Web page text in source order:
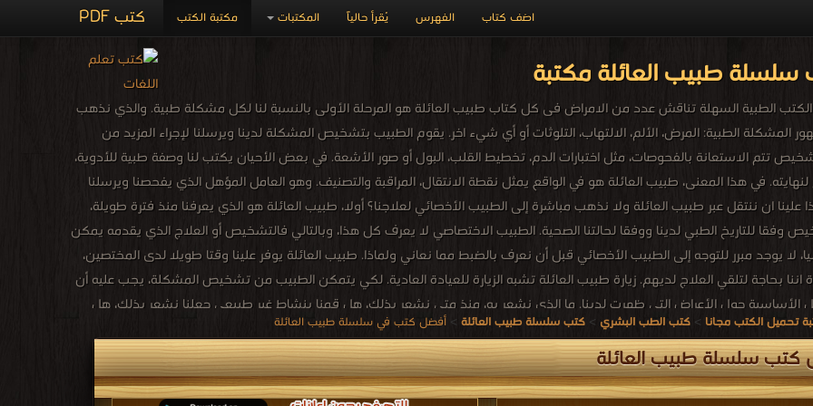
كتب PDF مكتبة الكتب المكتبات يُقرأ حالياً الفهرس اضف كتاب
طبيب العائلة مكتبة
الطبية السهلة تناقش عدد من الامراض فى كل كتاب طبيب العائلة هو المرحلة الأولى بالنسبة لنا لكل مشكلة طبية. والذي نذهب
المشكلة الطبية: المرض، الألم، الالتهاب، التلوثات أو أي شيء اخر. يقوم الطبيب بتشخيص المشكلة لدينا ويرسلنا لإجراء المزيد من
تتم الاستعانة بالفحوصات، مثل اختبارات الدم، تخطيط القلب، البول أو صور الأشعة. في بعض الأحيان يكتب لنا وصفة طبية للأدوية،
في هذا المعنى، طبيب العائلة هو في الواقع يمثل نقطة الانتقال، المراقبة والتصنيف. وهو العامل المؤهل الذي يفحصنا ويرسلنا
علينا ان ننتقل عبر طبيب العائلة ولا نذهب مباشرة إلى الطبيب الأخصائي لعلاجنا؟ أولا، طبيب العائلة هو الذي يعرفنا منذ فترة طويلة،
وفقا للتاريخ الطبي لدينا ووفقا لحالتنا الصحية. الطبيب الاختصاصي لا يعرف كل هذا، وبالتالي فالتشخيص أو العلاج الذي يقدمه يمكن
لا يوجد مبرر للتوجه إلى الطبيب الأخصائي قبل أن نعرف بالضبط مما نعاني ولماذا. طبيب العائلة يوفر علينا وقتا طويلا لدى المختصين،
اننا بحاجة لتلقي العلاج لديهم. زيارة طبيب العائلة تشبه الزيارة للعيادة العادية. لكي يتمكن الطبيب من تشخيص المشكلة، يجب عليه أن
الأساسية حول الأعراض التي ظهرت لدينا. ما الذي نشعر به، منذ متى نشعر بذلك، هل قمنا بنشاط غير طبيعي جعلنا نشعر بذلك، هل
لمساعدتنا في تشخيص المشكلة. خاصة إذا كان لدينا تفاصيل شاذة وفريدة. مع المعلومات التي قدمناها للطبيب سيكون من
الضوء على أهمية طب العائلة بشكل عام وأطباء العائلة بشكل خاص.
تحميل الكتب مجانا > كتب الطب البشري > كتب سلسلة طبيب العائلة > أفضل كتب في سلسلة طبيب العائلة
كتب سلسلة طبيب العائلة